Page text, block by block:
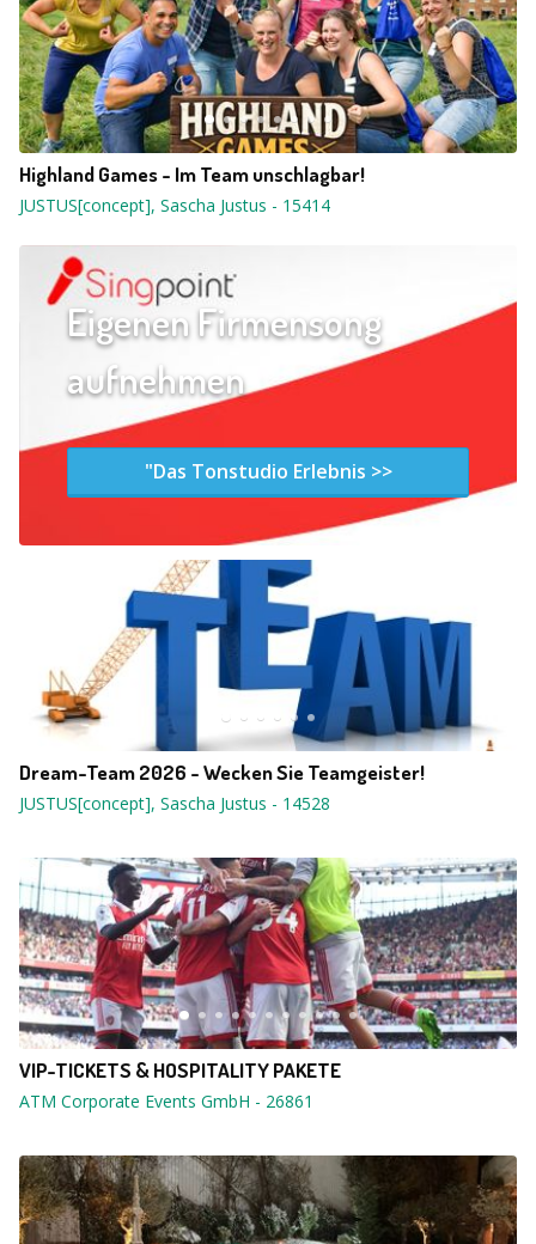
Highland Games - Im Team unschlagbar!
JUSTUS[concept], Sascha Justus - 15414
Eigenen Firmensong
aufnehmen
"Das Tonstudio Erlebnis >>
Dream-Team 2026 - Wecken Sie Teamgeister!
JUSTUS[concept], Sascha Justus - 14528
VIP-TICKETS & HOSPITALITY PAKETE
ATM Corporate Events GmbH - 26861